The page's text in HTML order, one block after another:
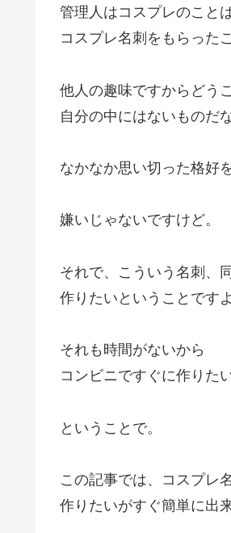
管理人はコスプレのこと
コスプレ名刺をもらった
他人の趣味ですからどう
自分の中にはないものだな
なかなか思い切った格好
嫌いじゃないですけど。
それで、こういう名刺、
作りたいということですよ
それも時間がないから
コンビニですぐに作りたい
ということで。
この記事では、コスプレ
作りたいがすぐ簡単に出